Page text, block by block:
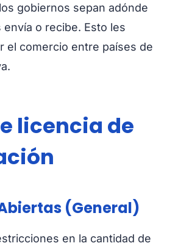
gobiernos sepan adónde
envía o recibe. Esto les
el comercio entre países de
licencia de
(General)
en la cantidad de